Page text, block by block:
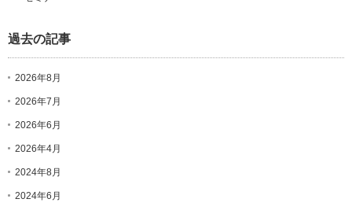
過去の記事
2026年8月
2026年7月
2026年6月
2026年4月
2024年8月
2024年6月